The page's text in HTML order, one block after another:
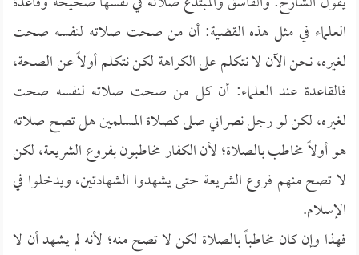
العلماء في مثل هذه القضية: أن من صحت صلاته لنفسه صحت
لغيره، نحن الآن لا نتكلم على الكراهة لكن نتكلم أولاً عن الصحة،
فالقاعدة عند العلماء: أن كل من صحت صلاته لنفسه صحت
لغيره، لكن لو رجل نصراني صلى كصلاة المسلمين هل تصح صلاته
هو أولاً مخاطب بالصلاة؛ لأن الكفار مخاطبون بفروع الشريعة، لكن
لا تصح منهم فروع الشريعة حتى يشهدوا الشهادتين، ويدخلوا في
الإسلام.
فهذا وإن كان مخاطباً بالصلاة لكن لا تصح منه؛ لأنه لم يشهد أن لا